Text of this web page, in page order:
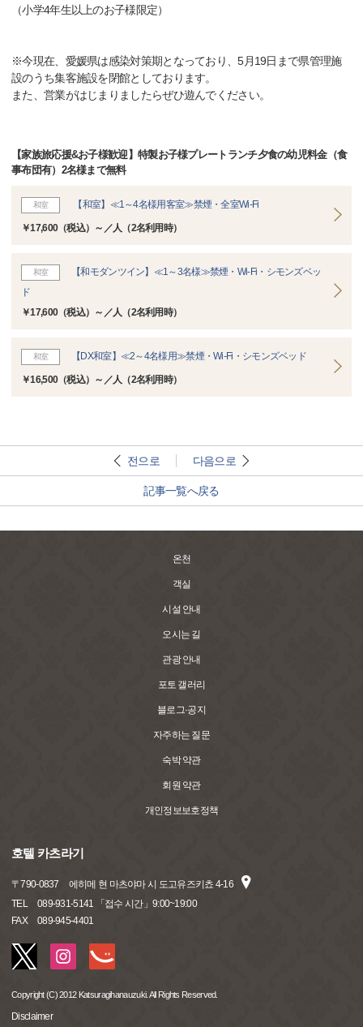
（小学4年生以上のお子様限定）
※今現在、愛媛県は感染対策期となっており、5月19日まで県管理施
設のうち集客施設を閉館としております。
また、営業がはじまりましたらぜひ遊んでください。
【家族旅応援&お子様歓迎】特製お子様プレートランチ夕食の幼児料金（食
事布団有）2名様まで無料
和室 【和室】≪1～4名様用客室≫禁煙・全室Wi-Fi
￥17,600（税込）～／人（2名利用時）
和室
【和モダンツイン】≪1～3名様≫禁煙・Wi-Fi・シモンズベッ
ド
￥17,600（税込）～／人（2名利用時）
和室 【DX和室】≪2～4名様用≫禁煙・Wi-Fi・シモンズベッド
￥16,500（税込）～／人（2名利用時）
전으로 다음으로
記事一覧へ戻る
온천
객실
시설 안내
오시는 길
관광 안내
포토 갤러리
블로그·공지
자주하는 질문
숙박 약관
회원 약관
개인정보보호정책
호텔 카츠라기
〒790-0837
에히메 현 마츠야마 시 도고유즈키쵸 4-16
TEL
089-931-5141 「접수 시간」9:00~19:00
FAX
089-945-4401
Copyright (C) 2012 Katsuragihanauzuki. All Rights Reserved.
Disclaimer